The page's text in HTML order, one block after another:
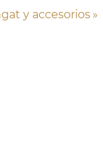
y accesorios ‪»